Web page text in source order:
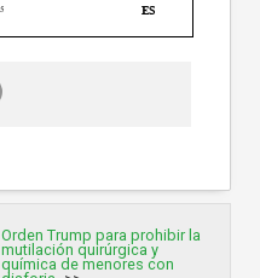
Orden Trump para prohibir la
mutilación quirúrgica y
química de menores con